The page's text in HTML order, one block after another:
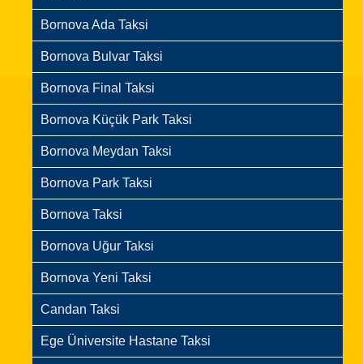
Bornova Ada Taksi
Bornova Bulvar Taksi
Bornova Final Taksi
Bornova Küçük Park Taksi
Bornova Meydan Taksi
Bornova Park Taksi
Bornova Taksi
Bornova Uğur Taksi
Bornova Yeni Taksi
Candan Taksi
Ege Üniversite Hastane Taksi